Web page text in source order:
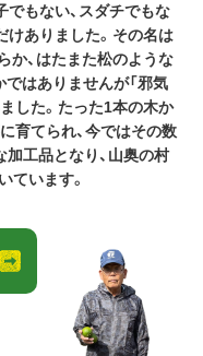
でもない、スダチでもな
けありました。その名は
か、はたまた松のような
はありませんが「邪気
した。たった1本の木か
育てられ、今ではその数
加工品となり、山奥の村
ています。